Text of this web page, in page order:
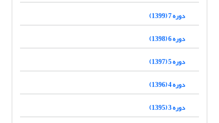
دوره 7 (1399)
دوره 6 (1398)
دوره 5 (1397)
دوره 4 (1396)
دوره 3 (1395)